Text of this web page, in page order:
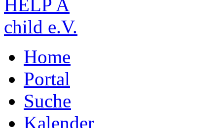
Home
Portal
Suche
Kalender